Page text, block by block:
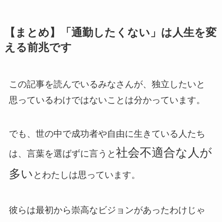
【まとめ】「通勤したくない」は人生を変
える前兆です
この記事を読んでいるみなさんが、独立したいと
思っているわけではないことは分かっています。
でも、世の中で成功者や自由に生きている人たち
は、言葉を選ばずに言うと 社会不適合な人が
多い とわたしは思っています。
彼らは最初から崇高なビジョンがあったわけじゃ